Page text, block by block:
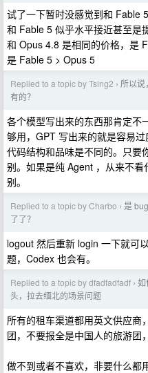
试了一下暂时没感觉到和 Fable
和 Fable 5 似乎水平接近甚至是
和 Opus 4.8 是相同的价格，是
是 Fable 5 > Opus 5
Replied to a topic by Tsing2 › 所以
有的？
各个模型写出来的东西那肯定不
够用，GPT 写出来的就是容易
代码结构和品味是不同的。只要
别。如果是纯 Agent ，从来不
别。
Replied to a topic by Charbo › 是
了了？
logout 然后重新 login 一下就可
题，Codex 也会有。
Replied to a topic by dfadfadfadf › 如
头，拉去缅北的场景问题
所有的租车渠道都用英文供应商
团，不要报全是中国人的旅游团
做不到或者不喜欢，非要什么都